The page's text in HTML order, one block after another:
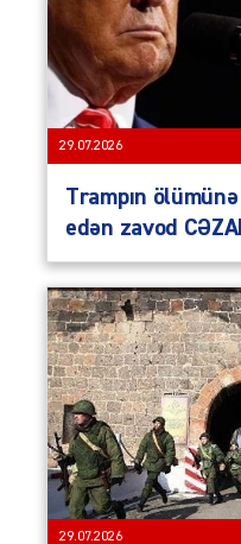
29.07.2026
Trampın
edən zavod
29.07.2026